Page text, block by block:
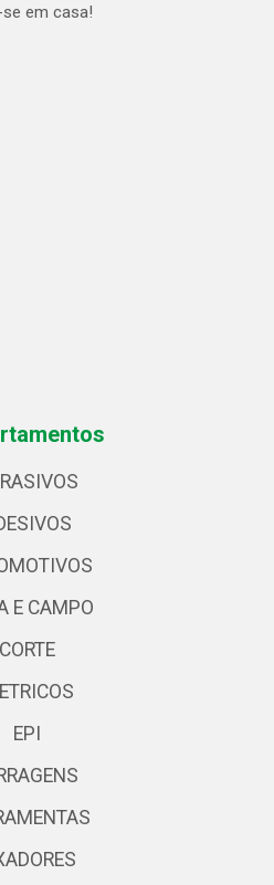
em casa!
E CAMPO
CORTE
EPI